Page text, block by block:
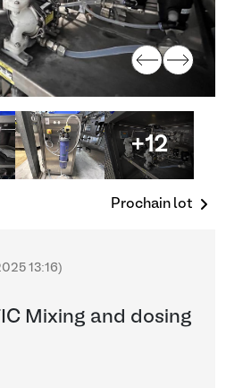
+12
Prochain lot
13:16)
Mixing and dosing